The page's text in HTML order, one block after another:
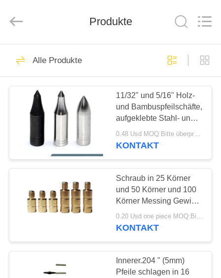
HAUS
PRODUKTE
ÜBER
FABRIK-
QUALITÄTSKONTROLLE
TRETEN
SIE
Rights
Ganze Kohlenstoff-
Pfeile
Jagd von Pfeilen
93
Produkte
Alle Produkte
11/32" und 5/16" Holz-
und Bambuspfeilschäfte,
aufgeklebte Stahl- und
Edelstahlspitzen mit
85/100/125 Grains
0.48 Usd MOQ:Bitte überprüfen Sie vor der Verwendung, ob sich das Produkt in gutem Zustand befindet. Bei Mängeln
KONTAKT
Schraub in 25 Körner
und 50 Körner und 100
Körner Messing Gewicht
Pfeil Schraub in Gewicht
0.20 Usd one piece MOQ:Bitte überprüfen Sie vor der Verwendung, ob sich das Produkt in gutem Zustand befindet. Bei Mängeln
KONTAKT
Innerer.204 " (5mm)
Pfeile schlagen in 16